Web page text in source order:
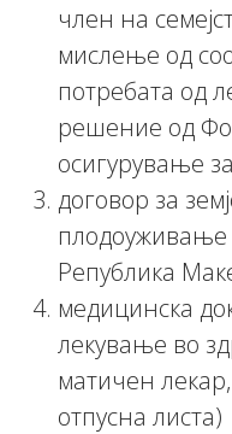
член на
мислење од
потребата од
решение од
осигурување
договор за
плодоуживање
Република
медицинска
лекување во
матичен
отпусна листа)